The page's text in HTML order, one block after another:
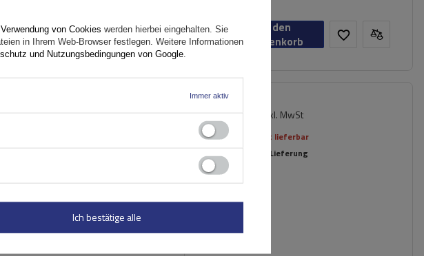
In den
Warenkorb
inkl. MwSt
Aktuell nicht lieferbar
Individuelle Lieferung
von Cookies werden hierbei eingehalten. Sie
in Ihrem Web-Browser festlegen. Weitere Informationen
und Nutzungsbedingungen von Google
Immer aktiv
Ich bestätige alle